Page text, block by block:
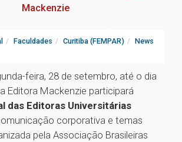
Mackenzie
Faculdades Curitiba (FEMPAR) News
feira, 28 de setembro, até o dia
Editora Mackenzie participará
das Editoras Universitárias
corporativa e temas
pela Associação Brasileiras